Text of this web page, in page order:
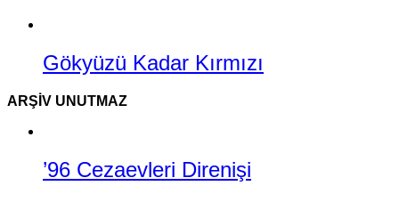
Gökyüzü Kadar Kırmızı
ARŞIV UNUTMAZ
’96 Cezaevleri Direnişi